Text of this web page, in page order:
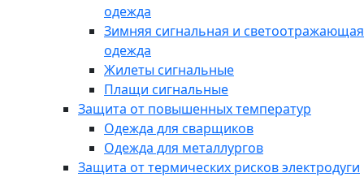
одежда
Зимняя сигнальная и светоотражающая
одежда
Жилеты сигнальные
Плащи сигнальные
Защита от повышенных температур
Одежда для сварщиков
Одежда для металлургов
Защита от термических рисков электродуги